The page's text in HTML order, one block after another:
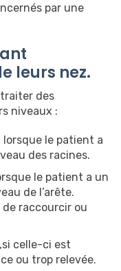
par une
leurs nez.
des
niveaux :
le patient a
des racines.
le patient a un
de l’arête.
de raccourcir ou
celle-ci est
ou trop relevée.